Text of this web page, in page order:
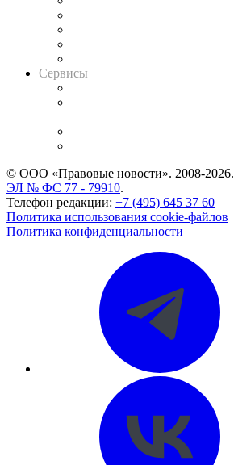
Сервисы
© ООО «Правовые новости». 2008-2026.
ЭЛ № ФС 77 - 79910.
Телефон редакции: +7 (495) 645 37 60
Политика использования cookie-файлов
Политика конфиденциальности